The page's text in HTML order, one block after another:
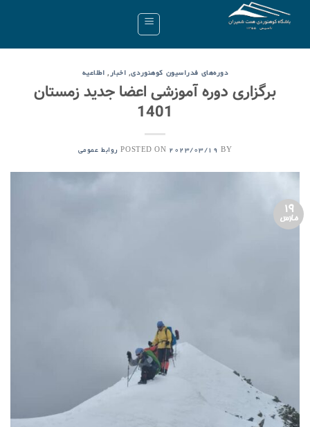
دوره‌های فدراسیون کوهنوردی, اخبار , اطلاعیه
برگزاری دوره آموزشی اعضا جدید زمستان
1401
POSTED ON 2023/03/19 BY روابط عمومی
19
مارس